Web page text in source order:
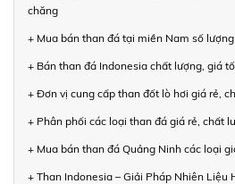
chăng
+ Mua bán than đá tại miền Nam số
+ Bán than đá Indonesia chất lượng, giá
+ Đơn vị cung cấp than đốt lò hơi giá rẻ,
+ Phân phối các loại than đá giá rẻ, chất
+ Mua bán than đá Quảng Ninh các loại
+ Than Indonesia – Giải Pháp Nhiên Liệu